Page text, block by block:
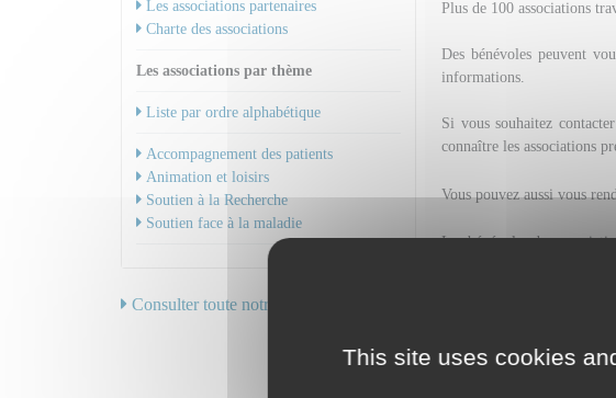
Les associations partenaires
Charte des associations
Les associations par thème
Liste par ordre alphabétique
Accompagnement des patients
Animation et loisirs
Soutien à la Recherche
Soutien face à la maladie
Consulter toute notre offre de soins
Plus de 100 associations
Des bénévoles peuvent
informations.
Si vous souhaitez
connaître les associations
Vous pouvez aussi vous
Les bénévoles des
This site uses cookies